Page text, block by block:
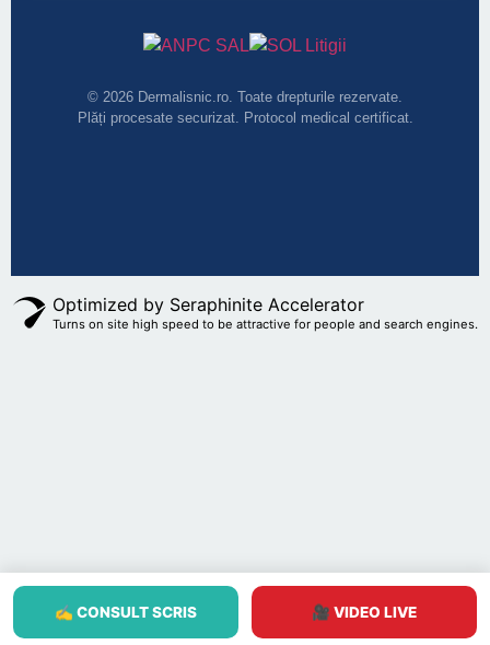
✍️ CONSULT SCRIS 🎥 VIDEO LIVE
© 2026 Dermalisnic.ro. Toate drepturile rezervate.
Plăți procesate securizat. Protocol medical certificat.
Optimized by Seraphinite Accelerator
Turns on site high speed to be attractive for people and search engines.